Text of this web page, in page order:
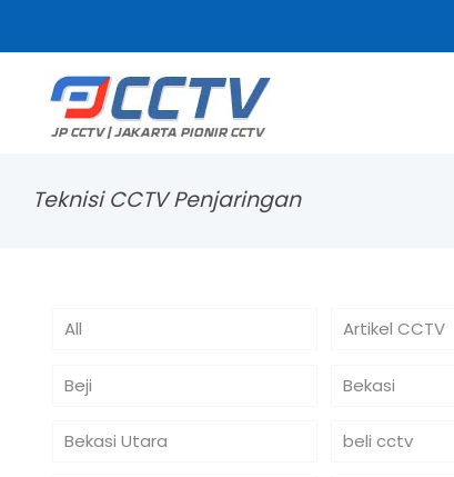
Teknisi CCTV Penjaringan
All Artikel CCTV
Beji Bekasi
Bekasi Utara beli cctv